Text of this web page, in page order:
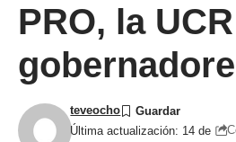
PRO, la
Última actualización: 14 de
teveocho